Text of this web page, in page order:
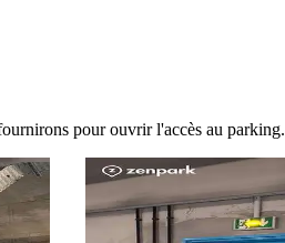
pour ouvrir l'accès au parking.